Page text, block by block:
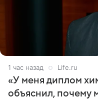
1 час назад Life.ru
«У меня диплом
объяснил, почему